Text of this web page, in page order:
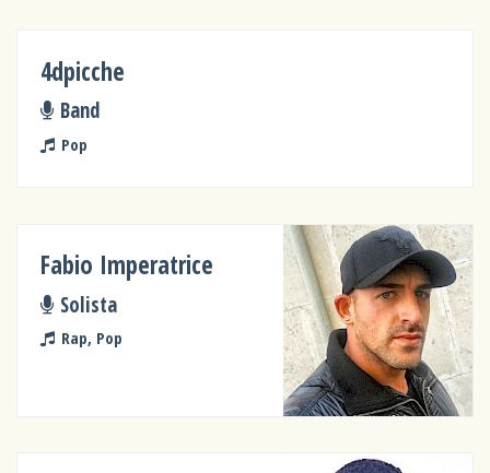
4dpicche
Band
Pop
Fabio Imperatrice
Solista
Rap, Pop